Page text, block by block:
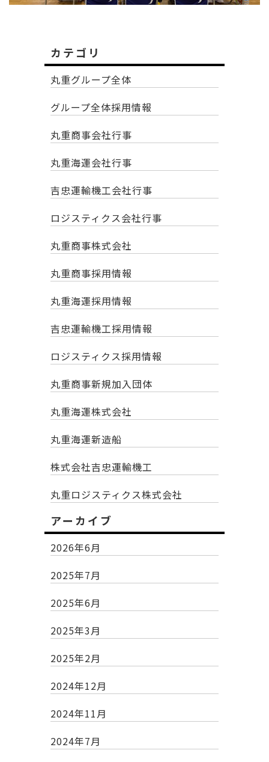
カテゴリ
丸重グループ全体
グループ全体採用情報
丸重商事会社行事
丸重海運会社行事
吉忠運輸機工会社行事
ロジスティクス会社行事
丸重商事株式会社
丸重商事採用情報
丸重海運採用情報
吉忠運輸機工採用情報
ロジスティクス採用情報
丸重商事新規加入団体
丸重海運株式会社
丸重海運新造船
株式会社吉忠運輸機工
丸重ロジスティクス株式会社
アーカイブ
2026年6月
2025年7月
2025年6月
2025年3月
2025年2月
2024年12月
2024年11月
2024年7月